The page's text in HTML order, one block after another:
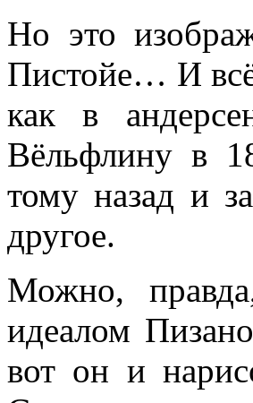
Но это
Пистойе… И
как в
Вёльфлину в
тому назад и
другое.
Можно,
идеалом
вот он и